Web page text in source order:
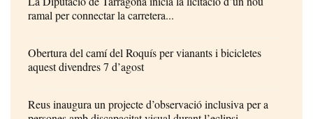
ramal per connectar la carretera...
Obertura del camí del Roquís per vianants i bicicletes
aquest divendres 7 d’agost
Reus inaugura un projecte d’observació inclusiva per a